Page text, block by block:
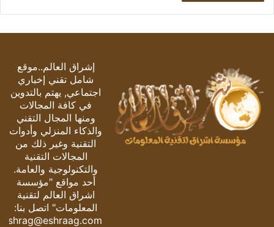
إشراق العالم..موقع
شامل تقني إخباري
اجتماعي, يهتم بالتدوين
في كافة المجالات
ومنها المجال التقني
والذكاء المنزلي وأدوات
التقنية وغير ذلك من
المجالات التقنية
والتكنولوجية والعامة.
أحد مواقع "مؤسسة
اشراق العالم لتقنية
المعلومات" اتصل بنا:
eshrag@eshraag.com